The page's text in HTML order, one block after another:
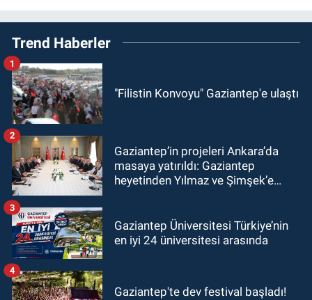
Trend Haberler
"Filistin Konvoyu" Gaziantep'e ulaştı
1
Gaziantep’in projeleri Ankara’da
masaya yatırıldı: Gaziantep
heyetinden Yılmaz ve Şimşek’e
2
Gaziantep Üniversitesi Türkiye’nin
en iyi 24 üniversitesi arasında
3
Gaziantep'te dev festival başladı!
4